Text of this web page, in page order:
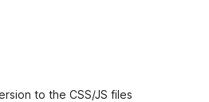
to the CSS/JS files